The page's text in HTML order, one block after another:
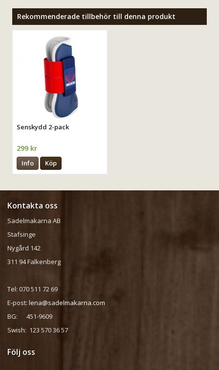
Rekommenderade tillbehör till denna produkt
Senskydd 2-pack
299 kr
Info Köp
Kontakta oss
Sadelmakarna AB
Stafsinge
Nygård 142
311 94 Falkenberg
Tel: 070 511 72 69
E-post: lena@sadelmakarna.com
BG: 451-9609
Swish: 123 570 36 57
Följ oss